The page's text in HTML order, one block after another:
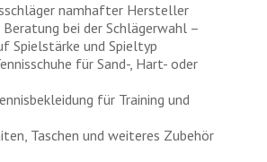
namhafter Hersteller
bei der Schlägerwahl –
Spielstärke und Spieltyp
für Sand-, Hart- oder
für Training und
Taschen und weiteres Zubehör